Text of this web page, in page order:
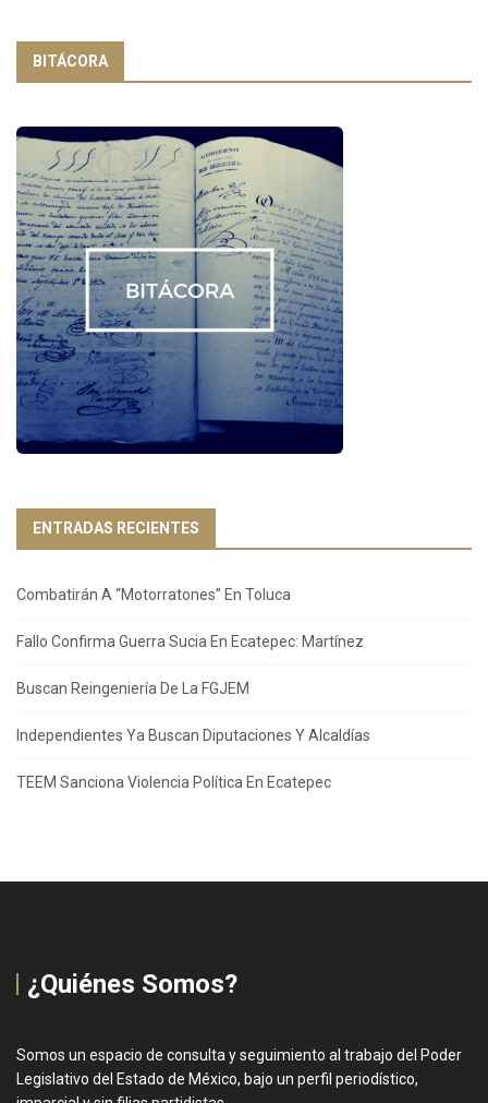
BITÁCORA
ENTRADAS RECIENTES
Combatirán A “Motorratones” En Toluca
Fallo Confirma Guerra Sucia En Ecatepec: Martínez
Buscan Reingeniería De La FGJEM
Independientes Ya Buscan Diputaciones Y Alcaldías
TEEM Sanciona Violencia Política En Ecatepec
¿Quiénes Somos?
Somos un espacio de consulta y seguimiento al trabajo del Poder
Legislativo del Estado de México, bajo un perfil periodístico,